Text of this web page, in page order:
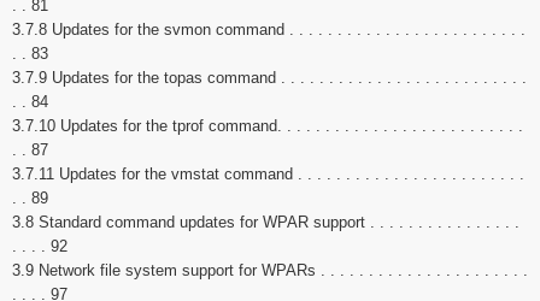
. . 81
3.7.8 Updates for the svmon command . . . . . . . . . . . . . . . . . . . . . . . . .
. . 83
3.7.9 Updates for the topas command . . . . . . . . . . . . . . . . . . . . . . . . . .
. . 84
3.7.10 Updates for the tprof command. . . . . . . . . . . . . . . . . . . . . . . . . .
. . 87
3.7.11 Updates for the vmstat command . . . . . . . . . . . . . . . . . . . . . . . .
. . 89
3.8 Standard command updates for WPAR support . . . . . . . . . . . . . . . .
. . . . 92
3.9 Network file system support for WPARs . . . . . . . . . . . . . . . . . . . . . .
. . . . 97